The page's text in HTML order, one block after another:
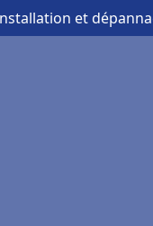
et